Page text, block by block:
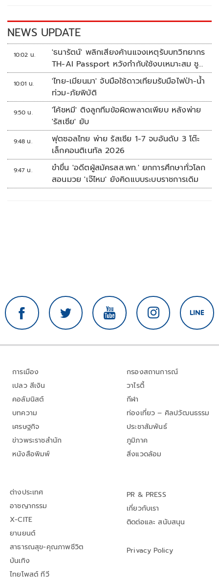
k k
NEWS UPDATE
10:02 น.
'ธนารัตน์' พลิกเสียงค้านแจงเหตุรับบทวิทยากร
TH-AI Passport หวังกำกับใช้งบเหมาะสม ชู
จุดเด่นคนไทยได้ใช้ AI ระดับโปร ลดเหลื่อมล้ำ
ทางเทคโนโลยี เซฟงบไปกว่า900ล้าน เชื่อหาก
ใช้เต็มที่เอกชนขาดทุนย่อยยับ
10:01 น.
'ไทย-เมียนมา' จับมือใช้ดาวเทียมรับมือไฟป่า-น้ำ
ท่วม-ภัยพิบัติ
9:50 น.
'โค้ชหมี' ติงลูกทีมข้อผิดพลาดเพียบ หลังพ่าย
'รัสเซีย' ยับ
9:48 น.
ฟุตซอลไทย พ่าย รัสเซีย 1-7 จบอันดับ 3 โต๊ะ
เล็กคอนติเนทัล 2026
9:47 น.
ขำขื่น 'อดีตผู้สมัครสส.พท.' ยกการศึกษาทั่วโลก
สอนมวย 'เจ๊ไหม' ยังคิดแบบระบบราชการเดิม
การเมือง
เปลว สีเงิน
คอลัมนิสต์
บทความ
เศรษฐกิจ
ข่าวพระราชสำนัก
หนังสือพิมพ์
กรองสถานการณ์
วาไรตี้
กีฬา
ท่องเที่ยว – ศิลปวัฒนธรรม
ประชาสัมพันธ์
ภูมิภาค
สิ่งแวดล้อม
ต่างประเทศ
อาชญากรรม
X-CITE
ยานยนต์
สาธารณสุข-คุณภาพชีวิต
บันเทิง
ไทยโพสต์ ทีวี
PR & PRESS
เกี่ยวกับเรา
ติดต่อและ สนับสนุน
Privacy Policy